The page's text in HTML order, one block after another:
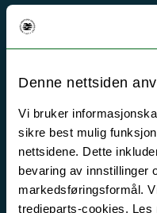
Denne nettsiden
Vi bruker
sikre best mulig
nettsidene. Dette
bevaring av innstillinger
markedsføringsformål.
tredjeparts-cookies. Les
For mer
forskning og
påInstagram
du offisielle
hva universitetet